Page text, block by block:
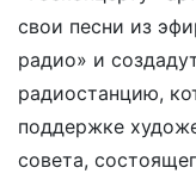
свои песни из
радио» и
радиостанцию,
поддержке
совета,